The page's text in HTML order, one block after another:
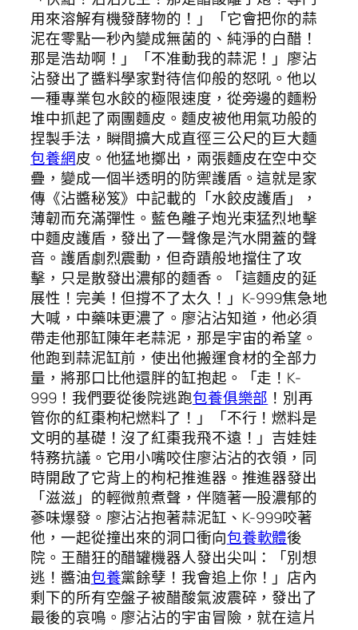
用來溶解有機發酵物的！」「它會把你的蒜
泥在零點一秒內變成無菌的、純淨的白醋！
那是浩劫啊！」「不准動我的蒜泥！」廖沾
沾發出了醬料學家對待信仰般的怒吼。他以
一種專業包水餃的極限速度，從旁邊的麵粉
堆中抓起了兩團麵皮。麵皮被他用氣功般的
捏製手法，瞬間擴大成直徑三公尺的巨大麵
包養網皮。他猛地擲出，兩張麵皮在空中交
疊，變成一個半透明的防禦護盾。這就是家
傳《沾醬秘笈》中記載的「水餃皮護盾」，
薄韌而充滿彈性。藍色離子炮光束猛烈地擊
中麵皮護盾，發出了一聲像是汽水開蓋的聲
音。護盾劇烈震動，但奇蹟般地擋住了攻
擊，只是散發出濃郁的麵香。「這麵皮的延
展性！完美！但撐不了太久！」K-999焦急地
大喊，中藥味更濃了。廖沾沾知道，他必須
帶走他那缸陳年老蒜泥，那是宇宙的希望。
他跑到蒜泥缸前，使出他搬運食材的全部力
量，將那口比他還胖的缸抱起。「走！K-
999！我們要從後院逃跑包養俱樂部 ！別再
管你的紅棗枸杞燃料了！」「不行！燃料是
文明的基礎！沒了紅棗我飛不遠！」吉娃娃
特務抗議。它用小嘴咬住廖沾沾的衣領，同
時開啟了它背上的枸杞推進器。推進器發出
「滋滋」的輕微煎煮聲，伴隨著一股濃郁的
蔘味爆發。廖沾沾抱著蒜泥缸、K-999咬著
他，一起從撞出來的洞口衝向包養軟體後
院。王醋狂的醋罐機器人發出尖叫：「別想
逃！醬油包養黨餘孽！我會追上你！」店內
剩下的所有空盤子被醋酸氣波震碎，發出了
最後的哀鳴。廖沾沾的宇宙冒險，就在這片